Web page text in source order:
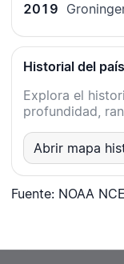
2019
Historial del
Explora el
profundidad,
Abrir mapa
Fuente: NOAA